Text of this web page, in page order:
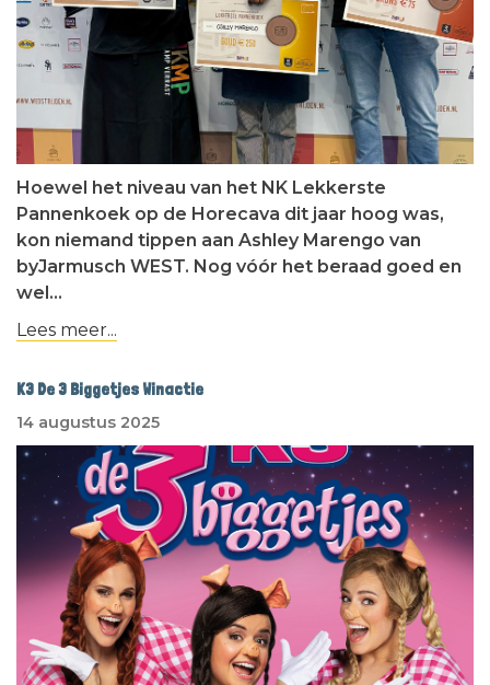
Hoewel het niveau van het NK Lekkerste
Pannenkoek op de Horecava dit jaar hoog was,
kon niemand tippen aan Ashley Marengo van
byJarmusch WEST. Nog vóór het beraad goed en
wel…
Lees meer...
K3 De 3 Biggetjes Winactie
14 augustus 2025